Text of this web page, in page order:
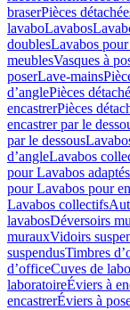
braserPièces
lavaboLavabos
doublesLavabos
meublesVasques à
poserLave-mains
d’anglePièces
encastrerPièces
encastrer par le
par le dessous
d’angleLavabos
pour Lavabos
pour Lavabos pour
Lavabos collectifs
lavabosDéversoirs
murauxVidoirs
suspendusTimbres
dʼofficeCuves de
laboratoireÉviers à
encastrerÉviers à